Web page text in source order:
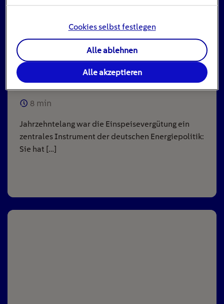
Einspeisevergütung für Photovoltaik-
Anlagen
8 min
Jahrzehntelang war die Einspeisevergütung ein
zentrales Instrument der deutschen Energiepolitik:
Sie hat […]
Cookies selbst festlegen
Alle ablehnen
Alle akzeptieren